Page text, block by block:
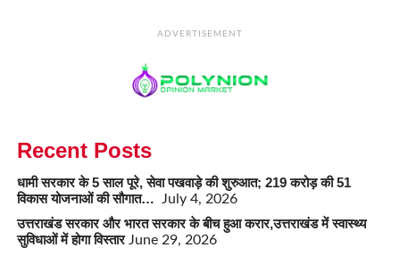
ADVERTISEMENT
Recent Posts
धामी सरकार के 5 साल पूरे, सेवा पखवाड़े की शुरुआत; 219 करोड़ की 51
विकास योजनाओं की सौगात…
July 4, 2026
उत्तराखंड सरकार और भारत सरकार के बीच हुआ करार,उत्तराखंड में स्वास्थ्य
सुविधाओं में होगा विस्तार June 29, 2026